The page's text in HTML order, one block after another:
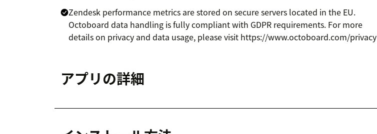
Zendesk performance metrics are stored on secure servers located in the EU.
Octoboard data handling is fully compliant with GDPR requirements. For more
details on privacy and data usage, please visit https://www.octoboard.com/privacy
アプリの詳細